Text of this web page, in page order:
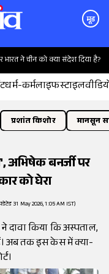
मूड
चीन को क्या संदेश दिया है?
धर्म-कर्मलाइफस्टाइल
प्रशांत किशोर मानसून
अभिषेक बनर्जी पर
को घेरा
31 May 2026, 1:05 AM IST)
दावा किया कि अस्पताल,
अब तक इस केस में क्या-